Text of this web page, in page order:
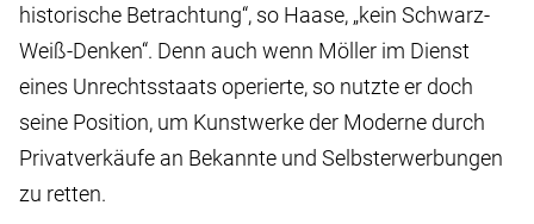
historische Betrachtung“, so Haase, „kein Schwarz-
Weiß-Denken“. Denn auch wenn Möller im Dienst
eines Unrechtsstaats operierte, so nutzte er doch
seine Position, um Kunstwerke der Moderne durch
Privatverkäufe an Bekannte und Selbsterwerbungen
zu retten.